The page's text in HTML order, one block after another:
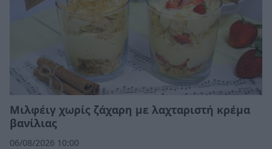
Μιλφέιγ χωρίς ζάχαρη με λαχταριστή κρέμα
βανίλιας
06/08/2026 10:00